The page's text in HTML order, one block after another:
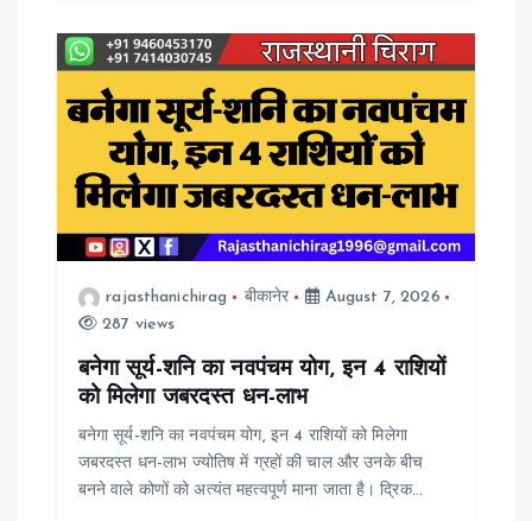
rajasthanichirag बीकानेर
August 7, 2026
287 views
बनेगा सूर्य-शनि का नवपंचम योग, इन 4 राशियों
को मिलेगा जबरदस्त धन-लाभ
बनेगा सूर्य-शनि का नवपंचम योग, इन 4 राशियों को मिलेगा
जबरदस्त धन-लाभ ज्योतिष में ग्रहों की चाल और उनके बीच
बनने वाले कोणों को अत्यंत महत्वपूर्ण माना जाता है। द्रिक…